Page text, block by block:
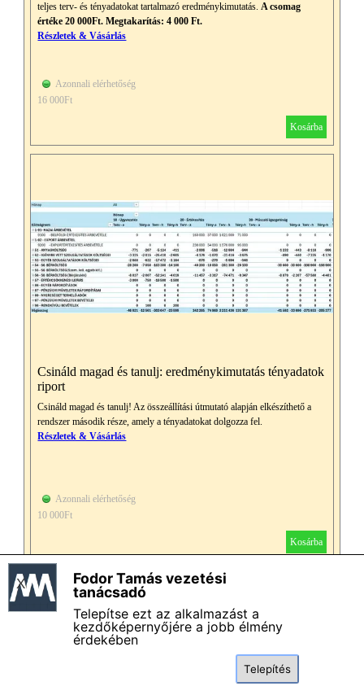
teljes terv- és tényadatokat tartalmazó eredménykimutatás.A csomag
értéke 20 000Ft. Megtakarítás: 4 000 Ft.
Részletek & Vásárlás
Azonnali elérhetőség
16 000Ft
Kosárba
Csináld magad és tanulj: eredménykimutatás tényadatok
riport
Csináld magad és tanulj! Az összeállítási útmutató alapján elkészíthető a
rendszer második része, amely a tényadatokat dolgozza fel.
Részletek & Vásárlás
Azonnali elérhetőség
10 000Ft
Kosárba
Fodor Tamás vezetési tanácsadó - Impresszum
Általános szerződési és felhasználási feltételek
Adatkezelési szabályzat
Fodor Tamás vezetési
tanácsadó
Telepítse ezt az alkalmazást a
kezdőképernyőjére a jobb élmény
érdekében
Telepítés
X